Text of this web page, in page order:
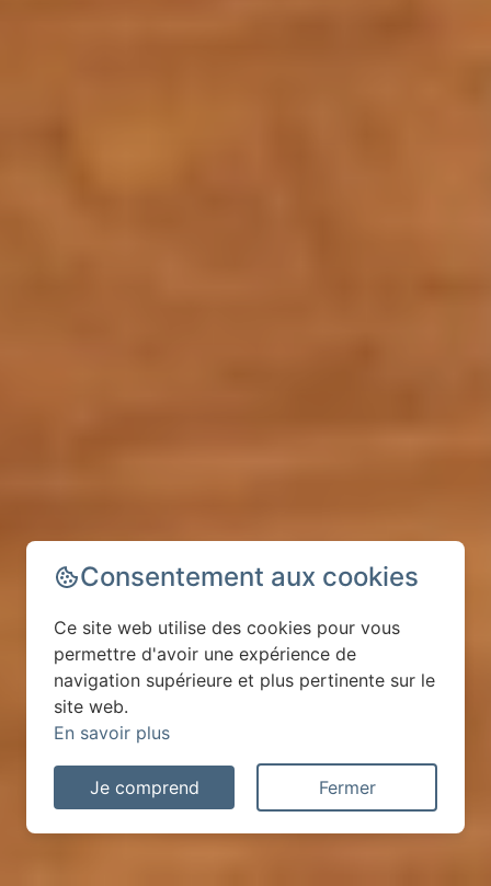
Consentement aux cookies
Ce site web utilise des cookies pour vous
permettre d'avoir une expérience de
navigation supérieure et plus pertinente sur le
site web.
En savoir plus
Je comprend Fermer